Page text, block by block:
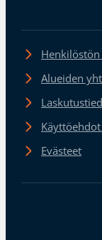
Alueiden
Evästeet